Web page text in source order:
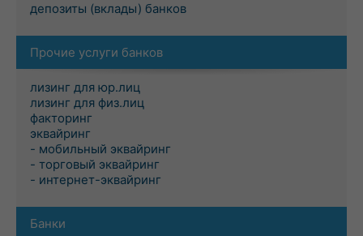
депозиты (вклады) банков
Прочие услуги банков
лизинг для юр.лиц
лизинг для физ.лиц
факторинг
эквайринг
- мобильный эквайринг
- торговый эквайринг
- интернет-эквайринг
Банки